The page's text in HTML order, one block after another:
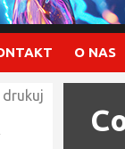
O NAS
drukuj